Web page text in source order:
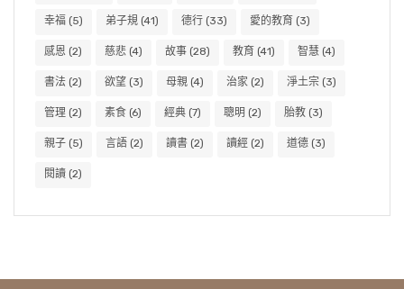
幸福 (5) 弟子規 (41) 德行 (33) 愛的教育 (3)
感恩 (2) 慈悲 (4) 故事 (28) 教育 (41) 智慧 (4)
書法 (2) 欲望 (3) 母親 (4) 治家 (2) 淨土宗 (3)
管理 (2) 素食 (6) 經典 (7) 聰明 (2) 胎教 (3)
親子 (5) 言語 (2) 讀書 (2) 讀經 (2) 道德 (3)
閱讀 (2)